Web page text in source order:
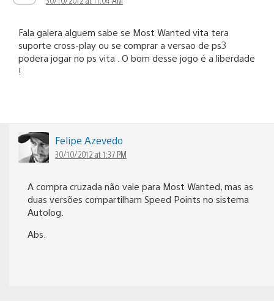
Fala galera alguem sabe se Most Wanted vita tera
suporte cross-play ou se comprar a versao de ps3
podera jogar no ps vita . O bom desse jogo é a liberdade
!
Felipe Azevedo
30/10/2012 at 1:37 PM
A compra cruzada não vale para Most Wanted, mas as
duas versões compartilham Speed Points no sistema
Autolog.
Abs.